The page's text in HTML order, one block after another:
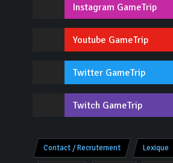
Instagram GameTrip
Youtube GameTrip
Twitter GameTrip
Twitch GameTrip
Contact / Recrutement Lexique